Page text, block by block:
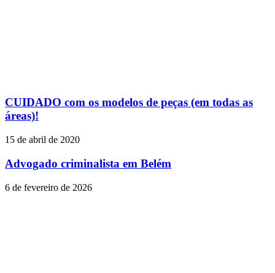
CUIDADO com os modelos de peças (em todas as
áreas)!
15 de abril de 2020
Advogado criminalista em Belém
6 de fevereiro de 2026